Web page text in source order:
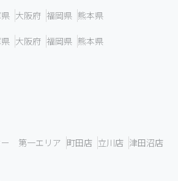
大阪府 福岡県 熊本県
大阪府 福岡県 熊本県
ー 第一エリア 町田店 立川店 津田沼店